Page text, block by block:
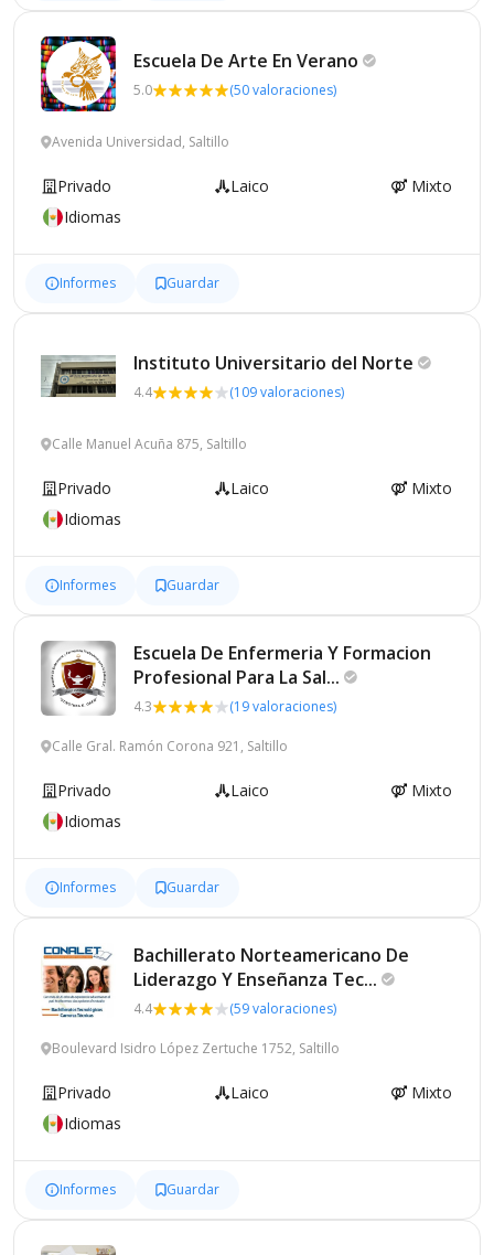
Escuela De Arte En Verano
5.0 (50 valoraciones)
Avenida Universidad, Saltillo
Privado Laico
Mixto
Idiomas
Informes Guardar
Instituto Universitario del Norte
4.4 (109 valoraciones)
Calle Manuel Acuña 875, Saltillo
Privado Laico
Mixto
Idiomas
Informes Guardar
Escuela De Enfermeria Y Formacion
Profesional Para La Sal...
4.3 (19 valoraciones)
Calle Gral. Ramón Corona 921, Saltillo
Privado Laico
Mixto
Idiomas
Informes Guardar
Bachillerato Norteamericano De
Liderazgo Y Enseñanza Tec...
4.4 (59 valoraciones)
Boulevard Isidro López Zertuche 1752, Saltillo
Privado Laico
Mixto
Idiomas
Informes Guardar